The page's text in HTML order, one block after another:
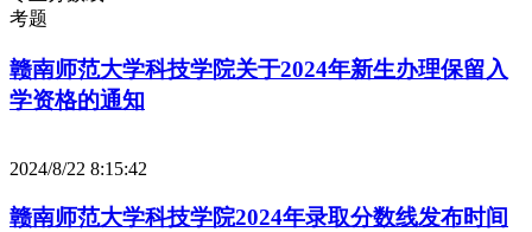
考题
赣南师范大学科技学院关于2024年新生办理保留入
学资格的通知
2024/8/22 8:15:42
赣南师范大学科技学院2024年录取分数线发布时间